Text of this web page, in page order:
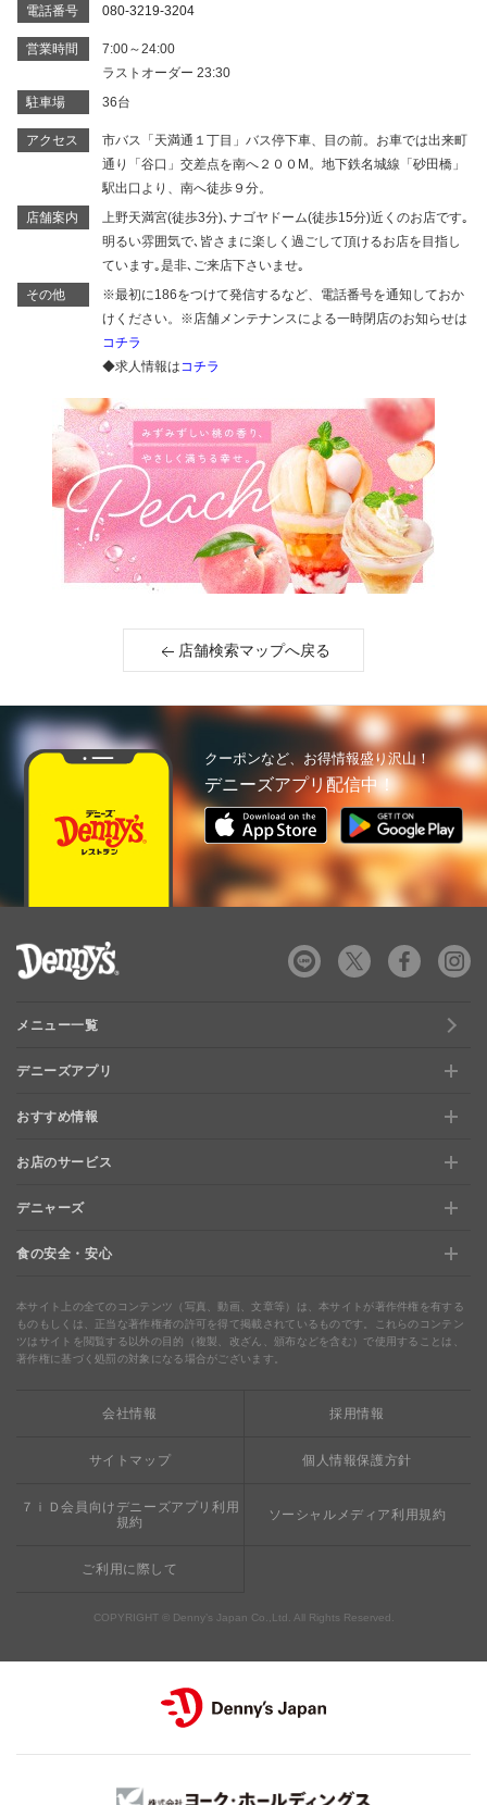
電話番号 080-3219-3204
営業時間
7:00～24:00
ラストオーダー 23:30
駐車場
36台
アクセス
市バス「天満通１丁目」バス停下車、目の前。お車では出来町
通り「谷口」交差点を南へ２００M。地下鉄名城線「砂田橋」
駅出口より、南へ徒歩９分。
店舗案内
上野天満宮(徒歩3分)､ナゴヤドーム(徒歩15分)近くのお店です｡
明るい雰囲気で､皆さまに楽しく過ごして頂けるお店を目指し
ています｡是非､ご来店下さいませ｡
その他
※最初に186をつけて発信するなど、電話番号を通知しておか
けください。※店舗メンテナンスによる一時閉店のお知らせは
コチラ
◆求人情報はコチラ
店舗検索マップへ戻る
クーポンなど、お得情報盛り沢山！
デニーズアプリ配信中！
メニュー一覧
デニーズアプリ
新規登録、移行方法について
特典と交換できる！「デニーズポイント」
ステージアップでさらにお得！「ぷに」
最新情報をチェック
おすすめ情報
おすすめ情報
【店舗限定】ドキドキくじ
夏のデニーズめぐり
ウェルネス
完全メシ
お店のサービス
お店のサービス
地域の使える商品券&子育て支援サービス
ブルーシーフード
ドリンクバー1杯お持ち帰り
デニャーズ
デニャーズ
わくわくファイル
デニャーズまんが
食の安全・安心
食の安全・安心
食の安全・安心への取り組み
本サイト上の全てのコンテンツ（写真、動画、文章等）は、本サイトが著作件権を有する
ものもしくは、正当な著作権者の許可を得て掲載されているものです。これらのコンテン
ツはサイトを閲覧する以外の目的（複製、改ざん、頒布などを含む）で使用することは、
著作権に基づく処罰の対象になる場合がございます。
会社情報 採用情報
サイトマップ 個人情報保護方針
７ｉＤ会員向けデニーズアプリ利用
規約
ソーシャルメディア利用規約
ご利用に際して
COPYRIGHT © Denny’s Japan Co.,Ltd. All Rights Reserved.